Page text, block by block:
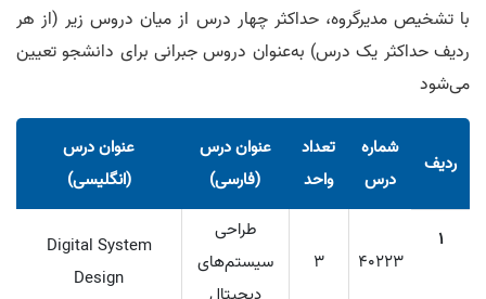
با تشخیص مدیرگروه، حداکثر چهار درس از میان دروس زیر (از هر
ردیف حداکثر یک درس) به‌عنوان دروس جبرانی برای دانشجو تعیین
می‌شود
ردیف
شماره
درس
تعداد
واحد
عنوان درس
(فارسی)
عنوان درس
(انگلیسی)
۱
۴۰۲۲۳
۳
طراحی
سیستم‌های
Digital System
Design